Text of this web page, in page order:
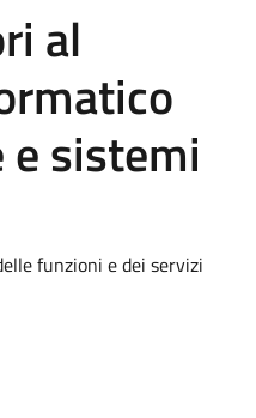
al
e sistemi
funzioni e dei servizi